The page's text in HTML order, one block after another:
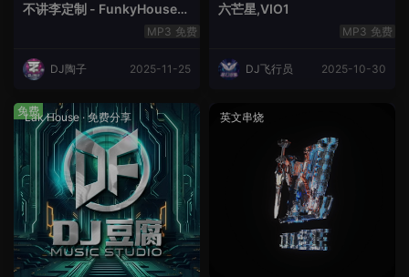
不讲李定制 - FunkyHouse全
免费
DJ陶子 2025-11-25
六芒星,VIO1
免费
DJ飞行员 2025-10-30
Lak House · 免费分享
免费 英文串烧